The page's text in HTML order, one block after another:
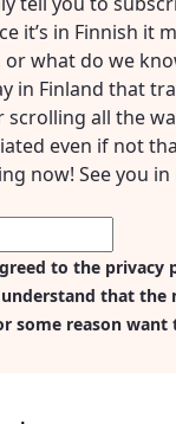
it’s in Finnish it
what do we
in Finland that
scrolling all the
even if not
now! See you in
to the privacy
that the
some reason want